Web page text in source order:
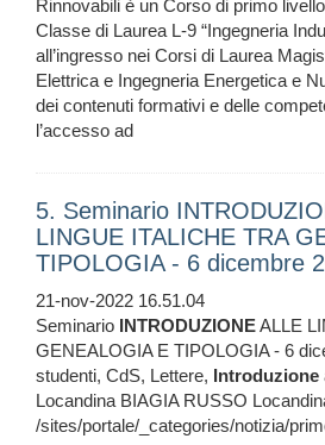
Rinnovabili è un Corso di primo
Classe di Laurea L-9 “Ingegneria
all’ingresso nei Corsi di Laurea
Elettrica e Ingegneria Energetica e
dei contenuti formativi e delle
l’accesso ad
5. Seminario
LINGUE ITALICHE TRA
TIPOLOGIA - 6 dicembre
21-nov-2022 16.51.04
Seminario INTRODUZIONEALLE
GENEALOGIA E TIPOLOGIA - 6
studenti, CdS, Lettere, Introduzione
Locandina BIAGIA RUSSO
/sites/portale/_categories/notizia/